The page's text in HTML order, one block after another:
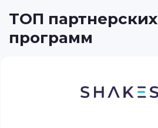
ТОП партнерских
программ